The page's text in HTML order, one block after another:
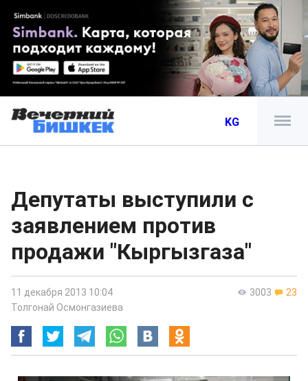
KG
Депутаты выступили с
заявлением против
продажи "Кыргызгаза"
3003 23
11 декабря 2013 10:04
Толгонай Осмонгазиева